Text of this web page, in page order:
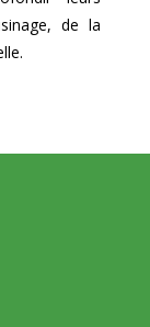
de la